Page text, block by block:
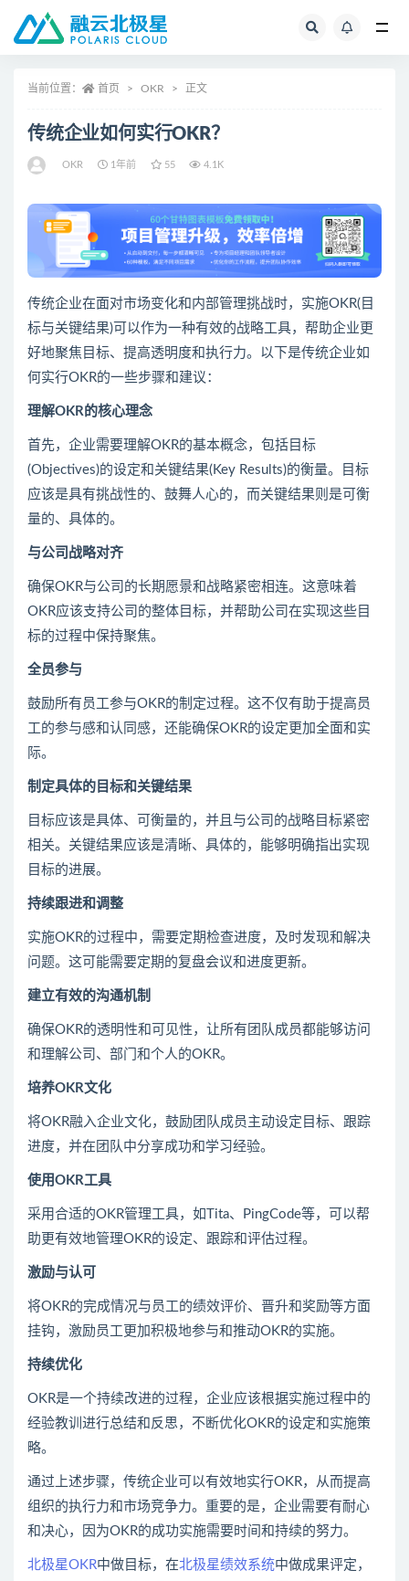
当前位置： 首页 OKR 正文
传统企业如何实行OKR？
OKR 1年前 55 4.1K
传统企业在面对市场变化和内部管理挑战时，实施OKR(目
标与关键结果)可以作为一种有效的战略工具，帮助企业更
好地聚焦目标、提高透明度和执行力。以下是传统企业如
何实行OKR的一些步骤和建议：
理解OKR的核心理念
首先，企业需要理解OKR的基本概念，包括目标
(Objectives)的设定和关键结果(Key Results)的衡量。目标
应该是具有挑战性的、鼓舞人心的，而关键结果则是可衡
量的、具体的。
与公司战略对齐
确保OKR与公司的长期愿景和战略紧密相连。这意味着
OKR应该支持公司的整体目标，并帮助公司在实现这些目
标的过程中保持聚焦。
全员参与
鼓励所有员工参与OKR的制定过程。这不仅有助于提高员
工的参与感和认同感，还能确保OKR的设定更加全面和实
际。
制定具体的目标和关键结果
目标应该是具体、可衡量的，并且与公司的战略目标紧密
相关。关键结果应该是清晰、具体的，能够明确指出实现
目标的进展。
持续跟进和调整
实施OKR的过程中，需要定期检查进度，及时发现和解决
问题。这可能需要定期的复盘会议和进度更新。
建立有效的沟通机制
确保OKR的透明性和可见性，让所有团队成员都能够访问
和理解公司、部门和个人的OKR。
培养OKR文化
将OKR融入企业文化，鼓励团队成员主动设定目标、跟踪
进度，并在团队中分享成功和学习经验。
使用OKR工具
采用合适的OKR管理工具，如Tita、PingCode等，可以帮
助更有效地管理OKR的设定、跟踪和评估过程。
激励与认可
将OKR的完成情况与员工的绩效评价、晋升和奖励等方面
挂钩，激励员工更加积极地参与和推动OKR的实施。
持续优化
OKR是一个持续改进的过程，企业应该根据实施过程中的
经验教训进行总结和反思，不断优化OKR的设定和实施策
略。
通过上述步骤，传统企业可以有效地实行OKR，从而提高
组织的执行力和市场竞争力。重要的是，企业需要有耐心
和决心，因为OKR的成功实施需要时间和持续的努力。
北极星OKR中做目标，在北极星绩效系统中做成果评定，